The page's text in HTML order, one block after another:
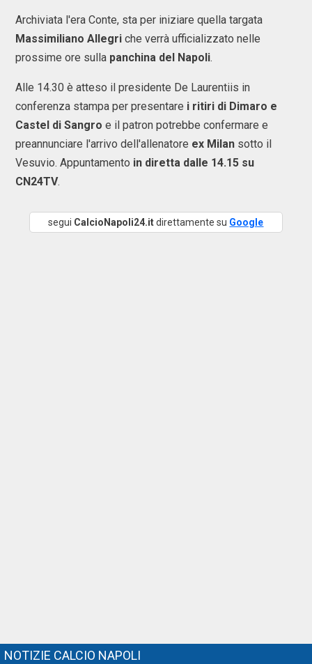
Archiviata l'era Conte, sta per iniziare quella targata
Massimiliano Allegri che verrà ufficializzato nelle
prossime ore sulla panchina del Napoli.
Alle 14.30 è atteso il presidente De Laurentiis in
conferenza stampa per presentare i ritiri di Dimaro e
Castel di Sangro e il patron potrebbe confermare e
preannunciare l'arrivo dell'allenatore ex Milan sotto il
Vesuvio. Appuntamento in diretta dalle 14.15 su
CN24TV.
segui CalcioNapoli24.itdirettamente su Google
NOTIZIE CALCIO NAPOLI